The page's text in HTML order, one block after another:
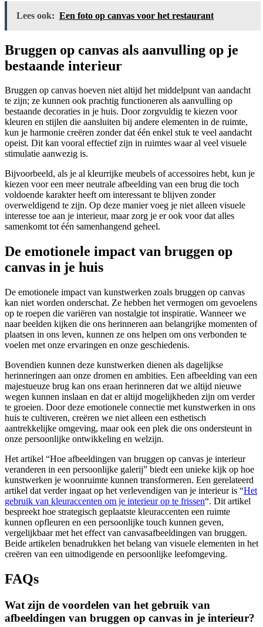
Lees ook: Een foto op canvas voor het restaurant
Bruggen op canvas als aanvulling op je
bestaande interieur
Bruggen op canvas hoeven niet altijd het middelpunt van aandacht
te zijn; ze kunnen ook prachtig functioneren als aanvulling op
bestaande decoraties in je huis. Door zorgvuldig te kiezen voor
kleuren en stijlen die aansluiten bij andere elementen in de ruimte,
kun je harmonie creëren zonder dat één enkel stuk te veel aandacht
opeist. Dit kan vooral effectief zijn in ruimtes waar al veel visuele
stimulatie aanwezig is.
Bijvoorbeeld, als je al kleurrijke meubels of accessoires hebt, kun je
kiezen voor een meer neutrale afbeelding van een brug die toch
voldoende karakter heeft om interessant te blijven zonder
overweldigend te zijn. Op deze manier voeg je niet alleen visuele
interesse toe aan je interieur, maar zorg je er ook voor dat alles
samenkomt tot één samenhangend geheel.
De emotionele impact van bruggen op
canvas in je huis
De emotionele impact van kunstwerken zoals bruggen op canvas
kan niet worden onderschat. Ze hebben het vermogen om gevoelens
op te roepen die variëren van nostalgie tot inspiratie. Wanneer we
naar beelden kijken die ons herinneren aan belangrijke momenten of
plaatsen in ons leven, kunnen ze ons helpen om ons verbonden te
voelen met onze ervaringen en onze geschiedenis.
Bovendien kunnen deze kunstwerken dienen als dagelijkse
herinneringen aan onze dromen en ambities. Een afbeelding van een
majestueuze brug kan ons eraan herinneren dat we altijd nieuwe
wegen kunnen inslaan en dat er altijd mogelijkheden zijn om verder
te groeien. Door deze emotionele connectie met kunstwerken in ons
huis te cultiveren, creëren we niet alleen een esthetisch
aantrekkelijke omgeving, maar ook een plek die ons ondersteunt in
onze persoonlijke ontwikkeling en welzijn.
Het artikel “Hoe afbeeldingen van bruggen op canvas je interieur
veranderen in een persoonlijke galerij” biedt een unieke kijk op hoe
kunstwerken je woonruimte kunnen transformeren. Een gerelateerd
artikel dat verder ingaat op het verlevendigen van je interieur is “Het
gebruik van kleuraccenten om je interieur op te frissen“. Dit artikel
bespreekt hoe strategisch geplaatste kleuraccenten een ruimte
kunnen opfleuren en een persoonlijke touch kunnen geven,
vergelijkbaar met het effect van canvasafbeeldingen van bruggen.
Beide artikelen benadrukken het belang van visuele elementen in het
creëren van een uitnodigende en persoonlijke leefomgeving.
FAQs
Wat zijn de voordelen van het gebruik van
afbeeldingen van bruggen op canvas in je interieur?